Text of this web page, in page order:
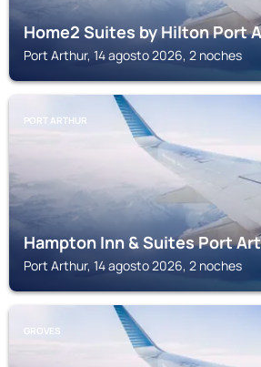
Home2 Suites by Hilton Port
Port Arthur, 14 agosto 2026, 2 noches
PORT ARTHUR
Hampton Inn & Suites Port
Port Arthur, 14 agosto 2026, 2 noches
GROVES